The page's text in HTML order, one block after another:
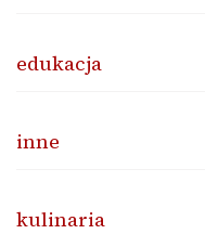
edukacja
inne
kulinaria